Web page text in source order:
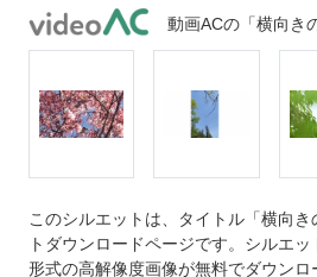
動画ACの「横向き
このシルエットは、タイトル「横向
トダウンロードページです。シルエ
形式の高解像度画像が無料でダウンロ